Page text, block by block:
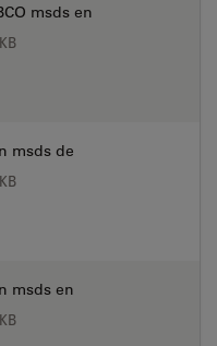
msds en
msds de
msds en